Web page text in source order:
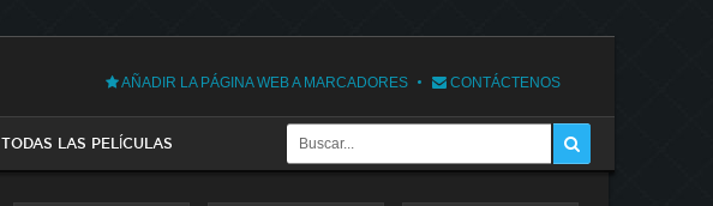
AÑADIR LA PÁGINA WEB A MARCADORES CONTÁCTENOS
TODAS LAS PELÍCULAS